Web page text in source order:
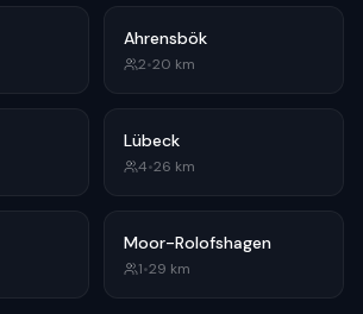
Ahrensbök
2•20 km
Lübeck
4•26 km
Moor-Rolofshagen
1•29 km